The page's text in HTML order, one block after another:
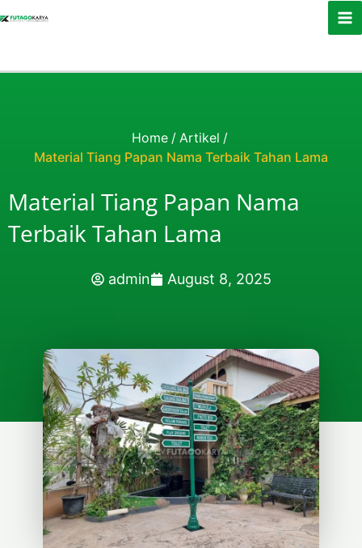
Home / Artikel /
Material Tiang Papan Nama Terbaik Tahan Lama
Material Tiang Papan Nama
Terbaik Tahan Lama
admin August 8, 2025